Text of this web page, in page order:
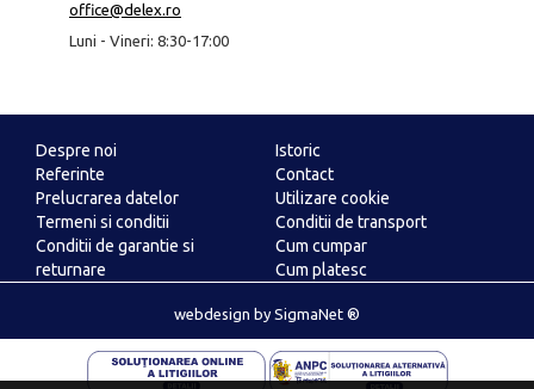
office@delex.ro
Luni - Vineri: 8:30-17:00
Despre noi
Istoric
Referinte
Contact
Prelucrarea datelor
Utilizare cookie
Termeni si conditii
Conditii de transport
Conditii de garantie si
returnare
Cum cumpar
Cum platesc
webdesign by SigmaNet ®